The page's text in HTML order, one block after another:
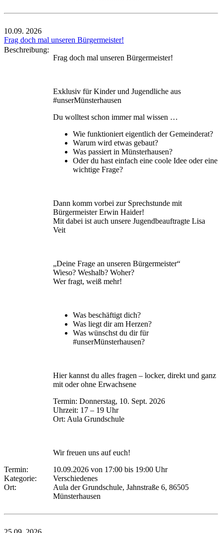
10.09. 2026
Frag doch mal unseren Bürgermeister!
Beschreibung:
Frag doch mal unseren Bürgermeister!
Exklusiv für Kinder und Jugendliche aus
#unserMünsterhausen
Du wolltest schon immer mal wissen …
Wie funktioniert eigentlich der Gemeinderat?
Warum wird etwas gebaut?
Was passiert in Münsterhausen?
Oder du hast einfach eine coole Idee oder eine
wichtige Frage?
Dann komm vorbei zur Sprechstunde mit
Bürgermeister Erwin Haider!
Mit dabei ist auch unsere Jugendbeauftragte Lisa
Veit
„Deine Frage an unseren Bürgermeister“
Wieso? Weshalb? Woher?
Wer fragt, weiß mehr!
Was beschäftigt dich?
Was liegt dir am Herzen?
Was wünschst du dir für
#unserMünsterhausen?
Hier kannst du alles fragen – locker, direkt und ganz
mit oder ohne Erwachsene
Termin: Donnerstag, 10. Sept. 2026
Uhrzeit: 17 – 19 Uhr
Ort: Aula Grundschule
Wir freuen uns auf euch!
Termin:
10.09.2026 von 17:00 bis 19:00 Uhr
Kategorie:
Verschiedenes
Ort:
Aula der Grundschule, Jahnstraße 6, 86505
Münsterhausen